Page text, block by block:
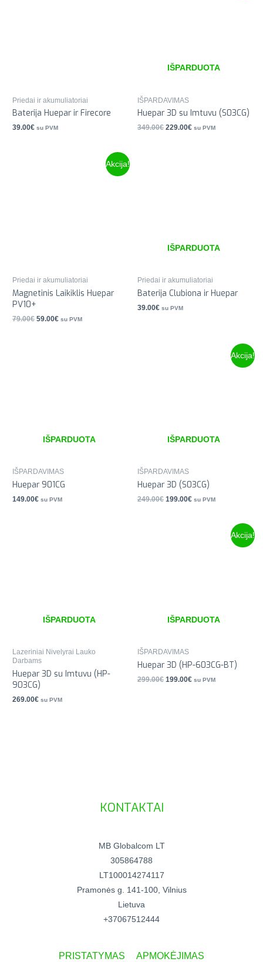
Priedai ir akumuliatoriai
Baterija Huepar ir Firecore
39.00€ su PVM
IŠPARDUOTA
IŠPARDAVIMAS
Huepar 3D su Imtuvu (S03CG)
349.00€ 229.00€ su PVM
Akcija!
Priedai ir akumuliatoriai
Magnetinis Laikiklis Huepar
PV10+
79.00€ 59.00€ su PVM
IŠPARDUOTA
Priedai ir akumuliatoriai
Baterija Clubiona ir Huepar
39.00€ su PVM
IŠPARDUOTA
IŠPARDAVIMAS
Huepar 901CG
149.00€ su PVM
Akcija!
IŠPARDUOTA
IŠPARDAVIMAS
Huepar 3D (S03CG)
249.00€ 199.00€ su PVM
IŠPARDUOTA
Lazeriniai Nivelyrai Lauko
Darbams
Huepar 3D su Imtuvu (HP-
903CG)
269.00€ su PVM
Akcija!
IŠPARDUOTA
IŠPARDAVIMAS
Huepar 3D (HP-603CG-BT)
299.00€ 199.00€ su PVM
KONTAKTAI
MB Globalcom LT
305864788
LT100014274117
Pramonės g. 141-100, Vilnius
Lietuva
+37067512444
PRISTATYMAS APMOKĖJIMAS